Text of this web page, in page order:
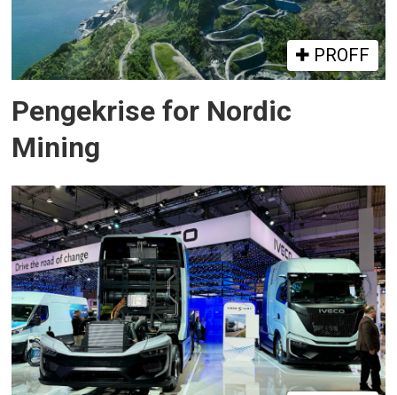
PROFF
Pengekrise for Nordic
Mining